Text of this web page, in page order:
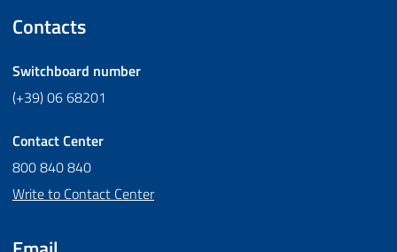
Contacts
Switchboard number
(+39) 06 68201
Contact Center
800 840 840
Write to Contact Center